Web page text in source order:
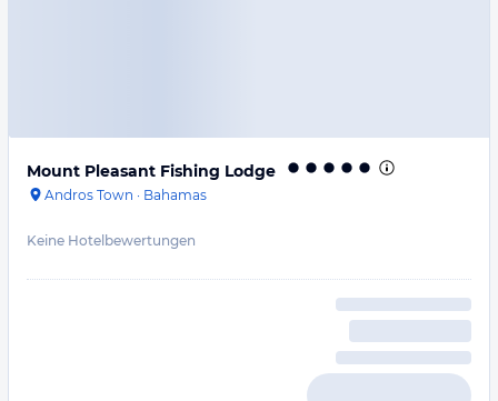
Mount Pleasant Fishing Lodge
Andros Town · Bahamas
Keine Hotelbewertungen